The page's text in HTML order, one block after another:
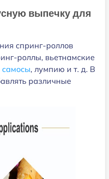
выпечку для
спринг-роллов
роллы, вьетнамские
самосы, лумпию и т. д. В
различные